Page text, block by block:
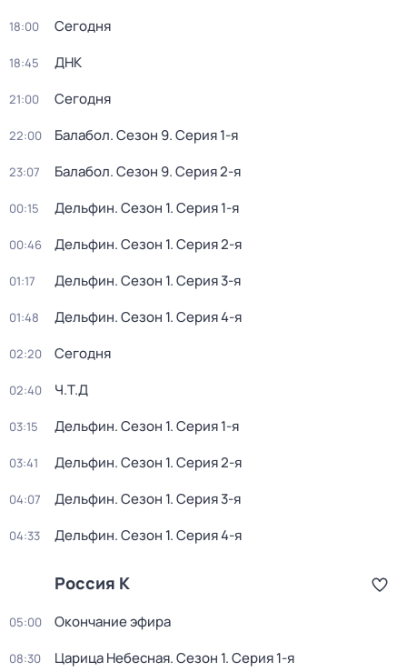
18:00 Сегодня
18:45 ДНК
21:00 Сегодня
22:00 Балабол. Сезон 9. Серия 1-я
23:07 Балабол. Сезон 9. Серия 2-я
00:15 Дельфин. Сезон 1. Серия 1-я
00:46 Дельфин. Сезон 1. Серия 2-я
01:17 Дельфин. Сезон 1. Серия 3-я
01:48 Дельфин. Сезон 1. Серия 4-я
02:20 Сегодня
02:40 Ч.T.Д
03:15 Дельфин. Сезон 1. Серия 1-я
03:41 Дельфин. Сезон 1. Серия 2-я
04:07 Дельфин. Сезон 1. Серия 3-я
04:33 Дельфин. Сезон 1. Серия 4-я
Россия К
05:00 Окончание эфира
08:30 Царица Небесная. Сезон 1. Серия 1-я